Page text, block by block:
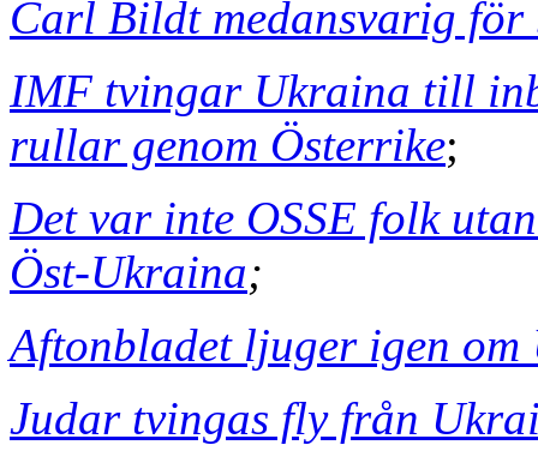
Carl Bildt medansvarig för
IMF tvingar Ukraina till
rullar genom Österrike;
Det var inte OSSE folk
Öst-Ukraina;
Aftonbladet ljuger igen om
Judar tvingas fly från